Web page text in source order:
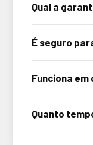
Qual a
É seguro
Funciona
Quanto